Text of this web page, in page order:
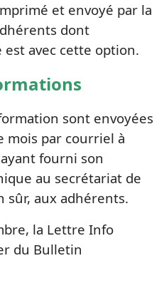
et envoyé par la
dont
est avec cette option.
sont envoyées
mois par courriel à
fourni son
au secrétariat de
sûr, aux adhérents.
la Lettre Info
du Bulletin